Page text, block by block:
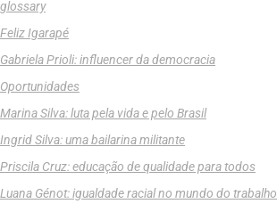
glossary
Feliz Igarapé
Gabriela Prioli: influencer da democracia
Oportunidades
Marina Silva: luta pela vida e pelo Brasil
Ingrid Silva: uma bailarina militante
Priscila Cruz: educação de qualidade para todos
Luana Génot: igualdade racial no mundo do trabalho